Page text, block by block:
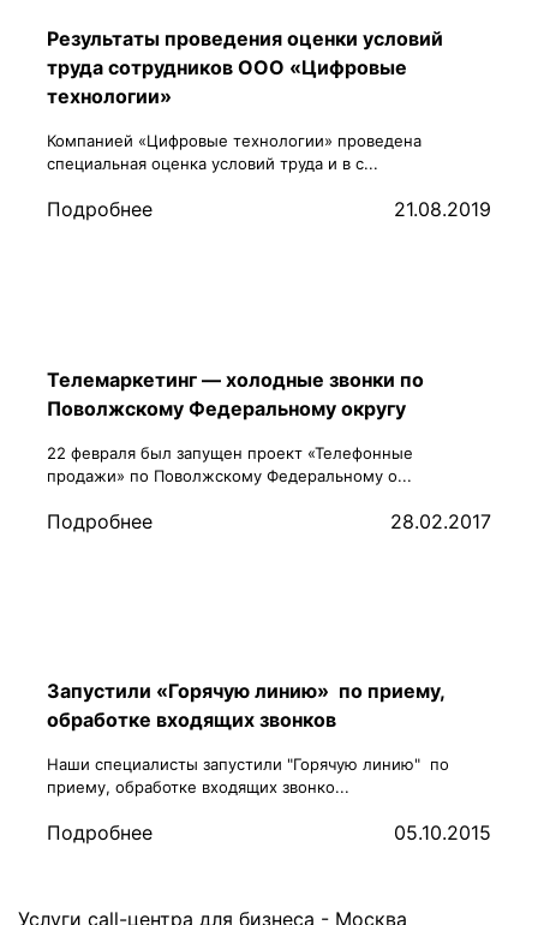
Результаты проведения оценки условий
труда сотрудников ООО «Цифровые
технологии»
Компанией «Цифровые технологии» проведена
специальная оценка условий труда и в с...
Подробнее 21.08.2019
Телемаркетинг — холодные звонки по
Поволжскому Федеральному округу
22 февраля был запущен проект «Телефонные
продажи» по Поволжскому Федеральному о...
Подробнее 28.02.2017
Запустили «Горячую линию» по приему,
обработке входящих звонков
Наши специалисты запустили "Горячую линию" по
приему, обработке входящих звонко...
Подробнее 05.10.2015
Услуги call-центра для бизнеса - Москва